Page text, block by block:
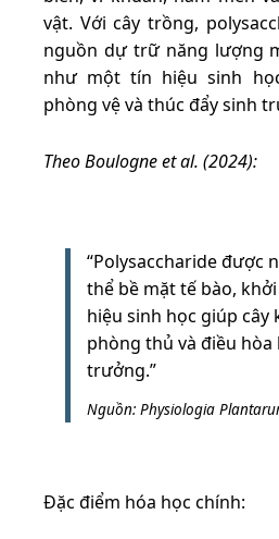
vật. Với cây trồng,
nguồn dự trữ năng lượng
như một tín hiệu sinh
phòng vệ và thúc đẩy sinh
Theo Boulogne et al. (2024):
“Polysaccharide được
thể bề mặt tế bào,
hiệu sinh học giúp cây
phòng thủ và điều
trưởng.”
Nguồn: Physiologia
Đặc điểm hóa học chính: